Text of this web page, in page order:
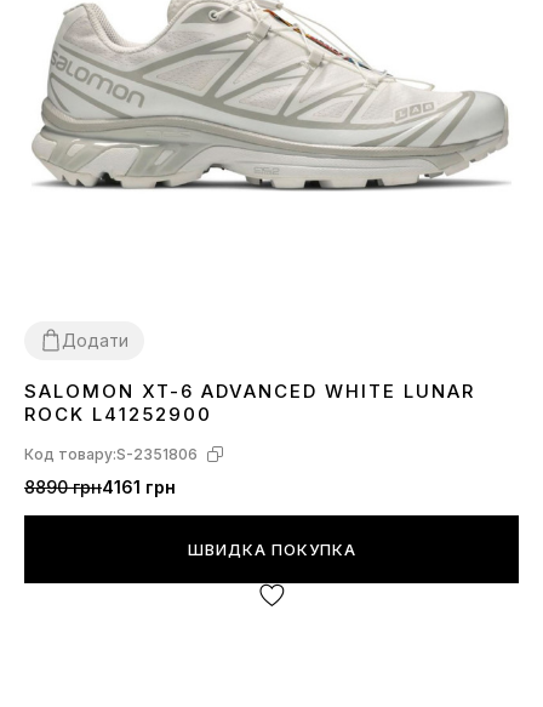
Додати
3637 38 4041 42 43 4445
SALOMON XT-6 ADVANCED WHITE LUNAR
ROCK L41252900
Код товару:S-2351806
8890 грн4161 грн
ШВИДКА ПОКУПКА